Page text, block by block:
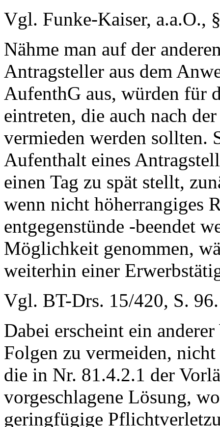
Vgl. Funke-Kaiser, a.a.O.,
Nähme man auf der
Antragsteller aus dem
AufenthG aus, würden für
eintreten, die auch nach
vermieden werden sollten.
Aufenthalt eines
einen Tag zu spät stellt,
wenn nicht höherrangiges
entgegenstünde -beendet
Möglichkeit genommen,
weiterhin einer
Vgl. BT-Drs. 15/420, S. 96.
Dabei erscheint ein anderer
Folgen zu vermeiden,
die in Nr. 81.4.2.1 der
vorgeschlagene Lösung,
geringfügige